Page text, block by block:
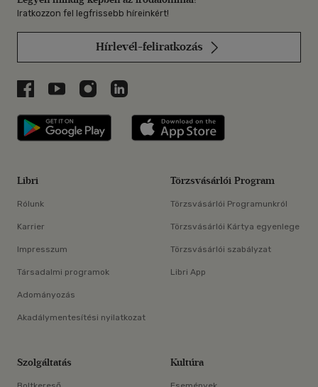
Iratkozzon fel legfrissebb híreinkért!
Hírlevél-feliratkozás
Libri a Facebookon
Libri a Youtube-on
Libri az Instagramon
Libri a LinkedInen
Libri applikáció Szerezd meg: Google
Libri
Rólunk
Karrier
Impresszum
Társadalmi programok
Adományozás
Akadálymentesítési nyilatkozat
Törzsvásárlói Program
Törzsvásárlói Programunkról
Törzsvásárlói Kártya egyenlege
Törzsvásárlói szabályzat
Libri App
Szolgáltatás Kultúra